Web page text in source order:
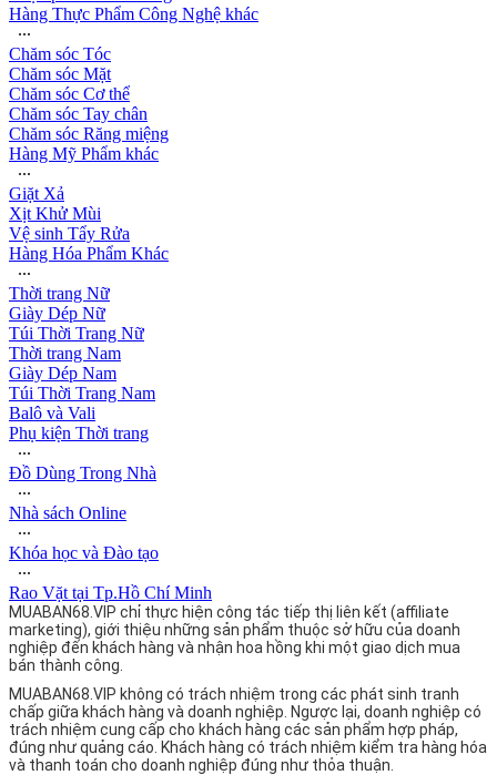
Hàng Thực Phẩm Công Nghệ khác
∙∙∙
Chăm sóc Tóc
Chăm sóc Mặt
Chăm sóc Cơ thể
Chăm sóc Tay chân
Chăm sóc Răng miệng
Hàng Mỹ Phẩm khác
∙∙∙
Giặt Xả
Xịt Khử Mùi
Vệ sinh Tẩy Rửa
Hàng Hóa Phẩm Khác
∙∙∙
Thời trang Nữ
Giày Dép Nữ
Túi Thời Trang Nữ
Thời trang Nam
Giày Dép Nam
Túi Thời Trang Nam
Balô và Vali
Phụ kiện Thời trang
∙∙∙
Đồ Dùng Trong Nhà
∙∙∙
Nhà sách Online
∙∙∙
Khóa học và Đào tạo
∙∙∙
Rao Vặt tại Tp.Hồ Chí Minh
MUABAN68.VIP chỉ thực hiện công tác tiếp thị liên kết (affiliate
marketing), giới thiệu những sản phẩm thuộc sở hữu của doanh
nghiệp đến khách hàng và nhận hoa hồng khi một giao dịch mua
bán thành công.
MUABAN68.VIP không có trách nhiệm trong các phát sinh tranh
chấp giữa khách hàng và doanh nghiệp. Ngược lại, doanh nghiệp có
trách nhiệm cung cấp cho khách hàng các sản phẩm hợp pháp,
đúng như quảng cáo. Khách hàng có trách nhiệm kiểm tra hàng hóa
và thanh toán cho doanh nghiệp đúng như thỏa thuận.